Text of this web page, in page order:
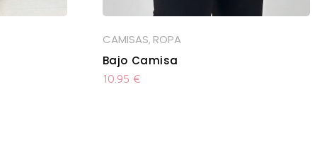
CAMISAS, ROPA
Bajo Camisa
10.95 €